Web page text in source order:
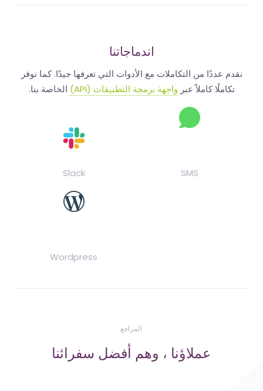
اندماجاتنا
عددًا من التكاملات مع الأدوات التي تعرفها جيدًا. كما نوفر
كاملاً عبرواجهة برمجة التطبيقات (API) الخاصة بنا.
Wordpress
عملاؤنا ، وهم أفضل سفرائنا